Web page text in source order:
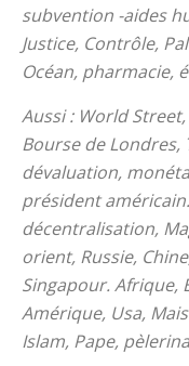
subvention -aides
Justice, Contrôle,
Océan, pharmacie,
Aussi : World
Bourse de
dévaluation,
président
décentralisation,
orient, Russie,
Singapour. Afrique,
Amérique, Usa,
Islam, Pape,